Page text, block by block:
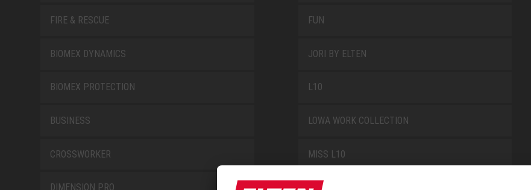
FIRE & RESCUE
BIOMEX DYNAMICS
BIOMEX PROTECTION
BUSINESS
CROSSWORKER
DIMENSION PRO
FUN
JORI BY ELTEN
L10
LOWA WORK COLLECTION
MISS L10
NEW CLASSICS